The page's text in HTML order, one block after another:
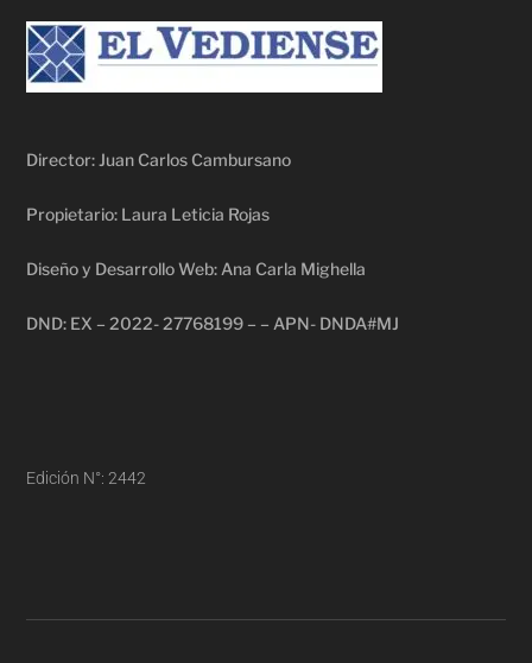
Director: Juan Carlos Cambursano
Propietario: Laura Leticia Rojas
Diseño y Desarrollo Web: Ana Carla Mighella
DND: EX – 2022- 27768199 – – APN- DNDA#MJ
Edición N°: 2442